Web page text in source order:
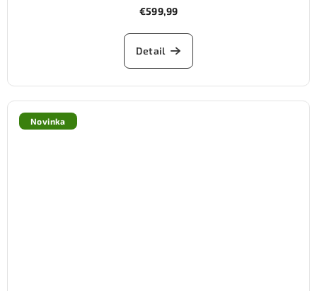
€599,99
Detail
Novinka